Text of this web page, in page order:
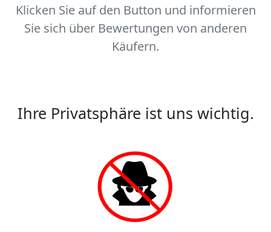
Klicken Sie auf den Button und informieren
Sie sich über Bewertungen von anderen
Käufern.
Ihre Privatsphäre ist uns wichtig.